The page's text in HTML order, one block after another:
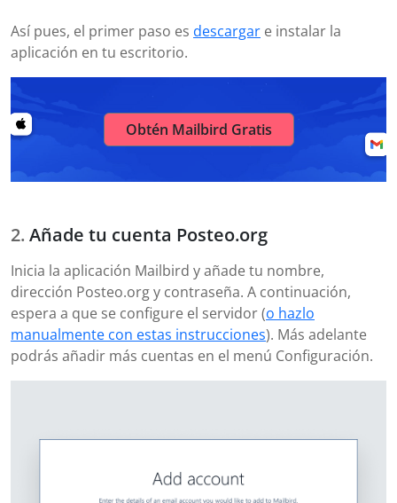
Así pues, el primer paso es descargar e instalar la
aplicación en tu escritorio.
Obtén Mailbird Gratis
Añade tu cuenta Posteo.org
Inicia la aplicación Mailbird y añade tu nombre,
dirección Posteo.org y contraseña. A continuación,
espera a que se configure el servidor (o hazlo
manualmente con estas instrucciones). Más adelante
podrás añadir más cuentas en el menú Configuración.